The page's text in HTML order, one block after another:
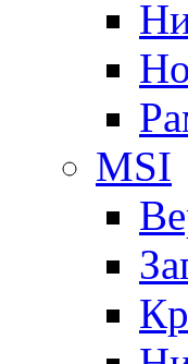
MSI